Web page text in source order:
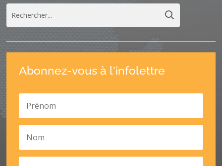
Abonnez-vous à l'infolettre